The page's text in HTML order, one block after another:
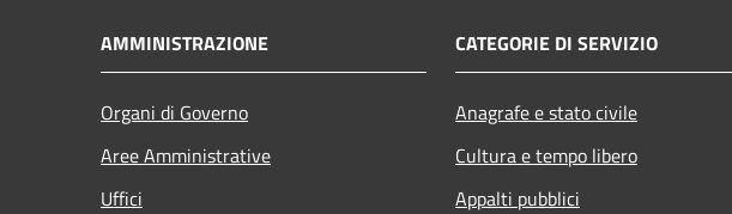
AMMINISTRAZIONE
Organi di Governo
Aree Amministrative
Uffici
CATEGORIE DI SERVIZIO
Anagrafe e stato civile
Cultura e tempo libero
Appalti pubblici